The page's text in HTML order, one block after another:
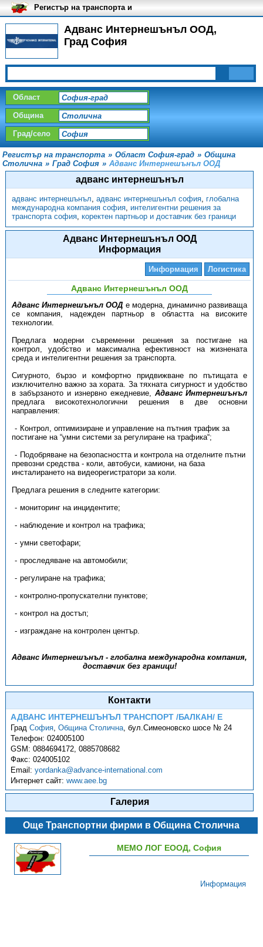
Адванс Интернешънъл ООД,
Град София
Регистър на транспорта и
транспортните фирми в
България
Област
Община
Град/село
Регистър на транспорта » Област София-град » Община
Столична » Град София » Адванс Интернешънъл ООД
адванс интернешънъл
адванс интернешънъл, адванс интернешънъл софия, глобална
международна компания софия, интелигентни решения за
транспорта софия, коректен партньор и доставчик без граници
Адванс Интернешънъл ООД
Информация
Информация Логистика
Адванс Интернешънъл ООД
Адванс Интернешънъл ООД е модерна, динамично развиваща
се компания, надежден партньор в областта на високите
технологии.
Предлага модерни съвременни решения за постигане на
контрол, удобство и максимална ефективност на жизнената
среда и интелигентни решения за транспорта.
Сигурното, бързо и комфортно придвижване по пътищата е
изключително важно за хората. За тяхната сигурност и удобство
в забързаното и изнервно ежедневие, Адванс Интернешънъл
предлага високотехнологични решения в две основни
направления:
Контрол, оптимизиране и управление на пътния трафик за
постигане на “умни системи за регулиране на трафика“;
Подобряване на безопасността и контрола на отделните пътни
превозни средства - коли, автобуси, камиони, на база
инсталирането на видеорегистратори за коли.
Предлага решения в следните категории:
мониторинг на инцидентите;
наблюдение и контрол на трафика;
умни светофари;
проследяване на автомобили;
регулиране на трафика;
контролно-пропускателни пунктове;
контрол на достъп;
изграждане на контролен център.
Адванс Интернешънъл - глобална международна компания,
доставчик без граници!
Контакти
АДВАНС ИНТЕРНЕШЪНЪЛ ТРАНСПОРТ /БАЛКАН/ Е
ГрадСофия,Община Столична,бул.Симеоновско шосе № 24
Телефон:024005100
GSM:0884694172, 0885708682
Факс:024005102
Email:yordanka@advance-international.com
Интернет сайт:www.aee.bg
Галерия
Още Транспортни фирми в Община Столична
МЕМО ЛОГ ЕООД, София
Информация